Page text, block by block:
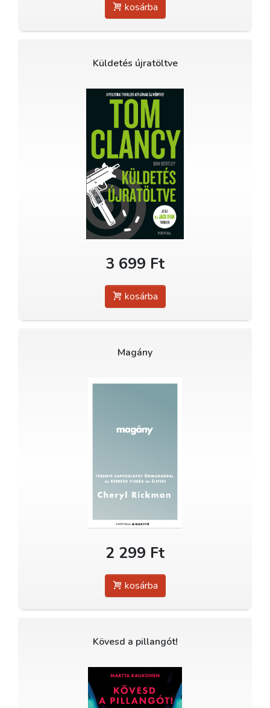
kosárba
Küldetés újratöltve
3 699 Ft
kosárba
Magány
2 299 Ft
kosárba
Kövesd a pillangót!